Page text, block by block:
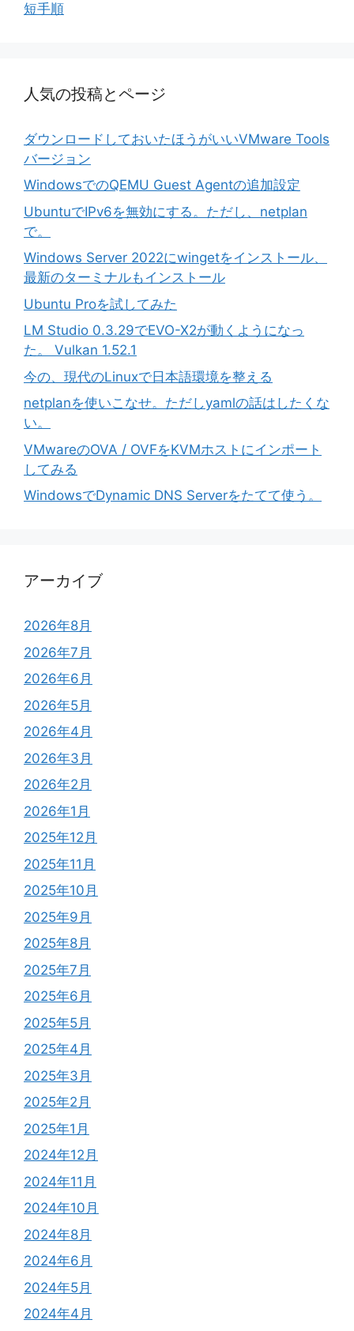
短手順
人気の投稿とページ
ダウンロードしておいたほうがいいVMware Tools
バージョン
WindowsでのQEMU Guest Agentの追加設定
UbuntuでIPv6を無効にする。ただし、netplan
で。
Windows Server 2022にwingetをインストール、
最新のターミナルもインストール
Ubuntu Proを試してみた
LM Studio 0.3.29でEVO-X2が動くようになっ
た。 Vulkan 1.52.1
今の、現代のLinuxで日本語環境を整える
netplanを使いこなせ。ただしyamlの話はしたくな
い。
VMwareのOVA / OVFをKVMホストにインポート
してみる
WindowsでDynamic DNS Serverをたてて使う。
アーカイブ
2026年8月
2026年7月
2026年6月
2026年5月
2026年4月
2026年3月
2026年2月
2026年1月
2025年12月
2025年11月
2025年10月
2025年9月
2025年8月
2025年7月
2025年6月
2025年5月
2025年4月
2025年3月
2025年2月
2025年1月
2024年12月
2024年11月
2024年10月
2024年8月
2024年6月
2024年5月
2024年4月